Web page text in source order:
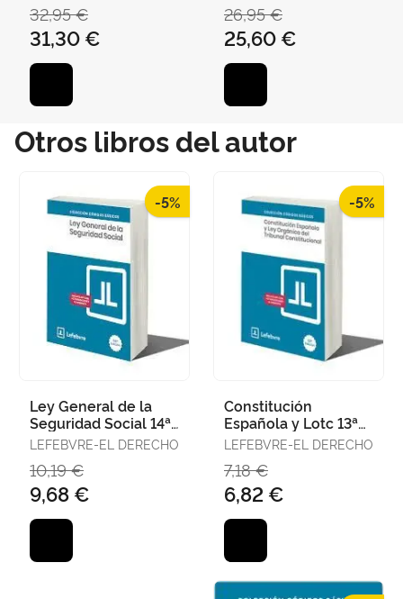
JURADO, DIEGO J. /
ÁLVAREZ GONZÁLEZ,
ELSA MARINA / BUENO
ARMIJO, ANTONIO /
ELOÍSA / IZQUIERDO
32,95 €
31,30 €
26,95 €
25,60 €
Otros libros del autor
-5%
Ley General de la
Seguridad Social 14ª
Edc. 2025
LEFEBVRE-EL DERECHO
10,19 €
9,68 €
-5%
Constitución
Española y Lotc 13ª
Edc. 2025
LEFEBVRE-EL DERECHO
7,18 €
6,82 €